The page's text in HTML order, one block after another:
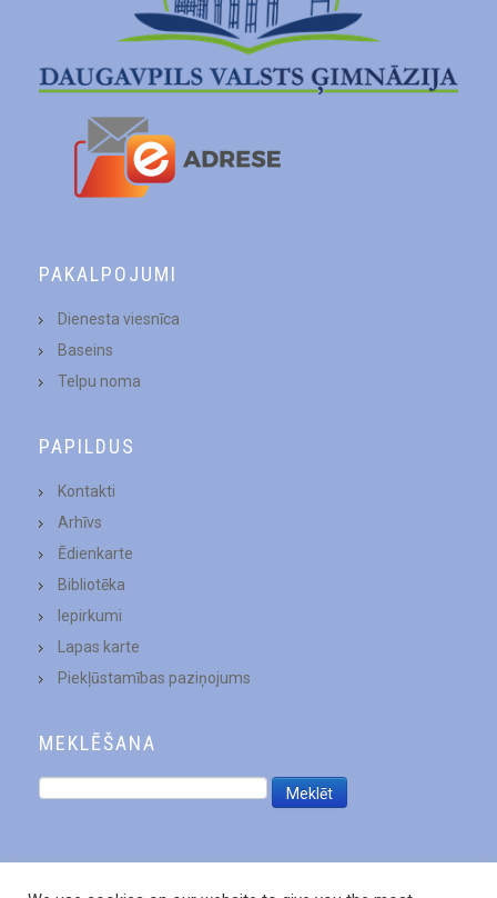
PAKALPOJUMI
Dienesta viesnīca
Baseins
Telpu noma
PAPILDUS
Kontakti
Arhīvs
Ēdienkarte
Bibliotēka
Iepirkumi
Lapas karte
Piekļūstamības paziņojums
MEKLĒŠANA